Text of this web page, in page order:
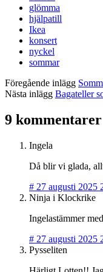
glömma
hjälpatill
Ikea
konsert
nyckel
sommar
Föregående inlägg
Nästa inlägg Bagateller
9 kommentarer
Ingela
Då blir vi glada,
# 27 augusti 2025
Ninja i Klockrike
Ingelastämmer
# 27 augusti 2025
Pysseliten